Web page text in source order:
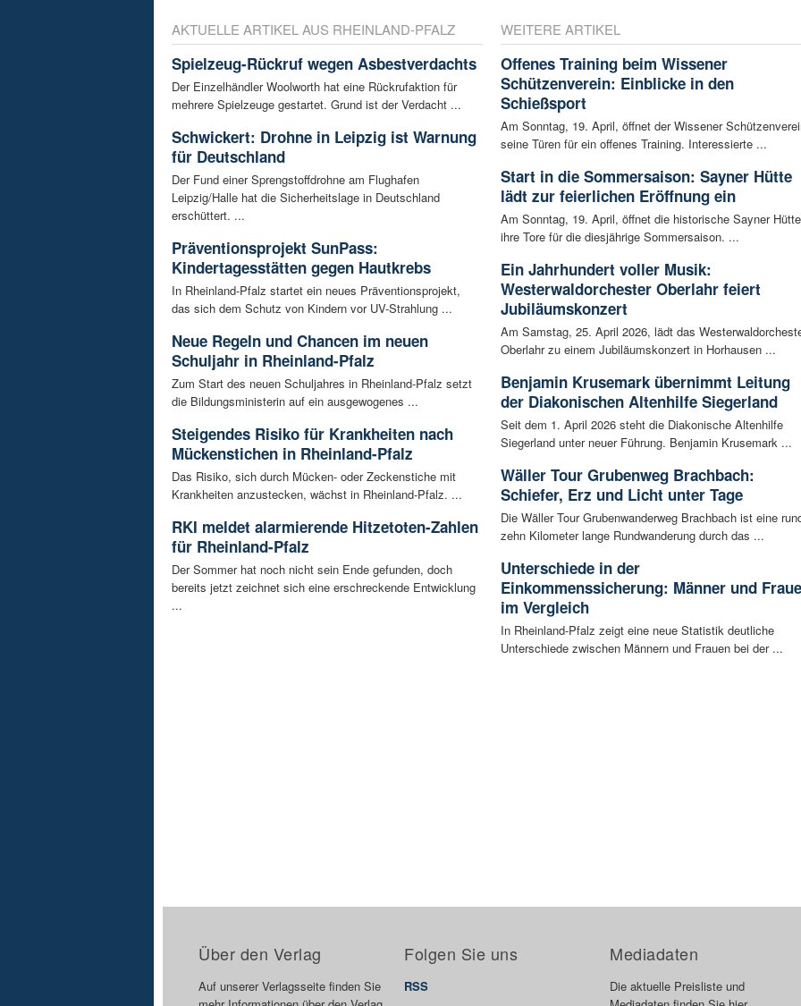
AKTUELLE ARTIKEL AUS RHEINLAND-PFALZ
Spielzeug-Rückruf wegen Asbestverdachts
Der Einzelhändler Woolworth hat eine Rückrufaktion für
mehrere Spielzeuge gestartet. Grund ist der Verdacht ...
Schwickert: Drohne in Leipzig ist Warnung
für Deutschland
Der Fund einer Sprengstoffdrohne am Flughafen
Leipzig/Halle hat die Sicherheitslage in Deutschland
erschüttert. ...
Präventionsprojekt SunPass:
Kindertagesstätten gegen Hautkrebs
In Rheinland-Pfalz startet ein neues Präventionsprojekt,
das sich dem Schutz von Kindern vor UV-Strahlung ...
Neue Regeln und Chancen im neuen
Schuljahr in Rheinland-Pfalz
Zum Start des neuen Schuljahres in Rheinland-Pfalz setzt
die Bildungsministerin auf ein ausgewogenes ...
Steigendes Risiko für Krankheiten nach
Mückenstichen in Rheinland-Pfalz
Das Risiko, sich durch Mücken- oder Zeckenstiche mit
Krankheiten anzustecken, wächst in Rheinland-Pfalz. ...
RKI meldet alarmierende Hitzetoten-Zahlen
für Rheinland-Pfalz
Der Sommer hat noch nicht sein Ende gefunden, doch
bereits jetzt zeichnet sich eine erschreckende Entwicklung
...
WEITERE ARTIKEL
Offenes Training beim Wissener
Schützenverein: Einblicke in den
Schießsport
Am Sonntag, 19. April, öffnet der Wissener
seine Türen für ein offenes Training. Interessierte ...
Start in die Sommersaison: Sayner Hütte
lädt zur feierlichen Eröffnung ein
Am Sonntag, 19. April, öffnet die historische Sayner Hütte
ihre Tore für die diesjährige Sommersaison. ...
Ein Jahrhundert voller Musik:
Westerwaldorchester Oberlahr feiert
Jubiläumskonzert
Am Samstag, 25. April 2026, lädt das
Oberlahr zu einem Jubiläumskonzert in Horhausen ...
Benjamin Krusemark übernimmt Leitung
der Diakonischen Altenhilfe Siegerland
Seit dem 1. April 2026 steht die Diakonische Altenhilfe
Siegerland unter neuer Führung. Benjamin Krusemark ...
Wäller Tour Grubenweg Brachbach:
Schiefer, Erz und Licht unter Tage
Die Wäller Tour Grubenwanderweg Brachbach ist eine
zehn Kilometer lange Rundwanderung durch das ...
Unterschiede in der
Einkommenssicherung: Männer und
im Vergleich
In Rheinland-Pfalz zeigt eine neue Statistik deutliche
Unterschiede zwischen Männern und Frauen bei der ...
Über den Verlag
Auf unserer Verlagsseite finden Sie
Folgen Sie uns
RSS
Mediadaten
Die aktuelle Preisliste und